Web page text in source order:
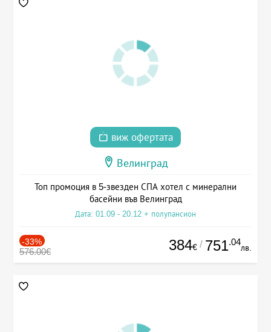
виж офертата
Велинград
Топ промоция в 5-звезден СПА хотел с минерални
басейни във Велинград
Дата: 01.09 - 20.12 + полупансион
-33%
576.00€ 384€ / 751.04
лв.